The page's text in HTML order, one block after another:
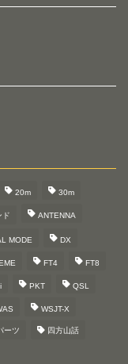
20m 30m
ド ANTENNA
MODE DX
FT4 FT8
PKT QSL
WSJT-X
ーツ 四方山話